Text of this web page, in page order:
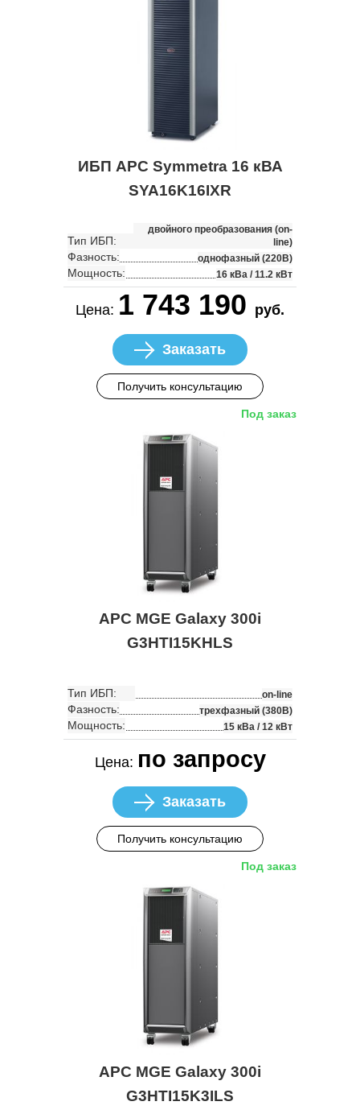
ИБП APC Symmetra 16 кВА
SYA16K16IXR
Тип ИБП:
двойного преобразования (on-
line)
Фазность: однофазный (220В)
Мощность: 16 кВа / 11.2 кВт
Цена: 1 743 190 руб.
Заказать
Получить консультацию
Под заказ
APC MGE Galaxy 300i
G3HTI15KHLS
Тип ИБП: on-line
Фазность: трехфазный (380В)
Мощность: 15 кВа / 12 кВт
Цена: по запросу
Заказать
Получить консультацию
Под заказ
APC MGE Galaxy 300i
G3HTI15K3ILS